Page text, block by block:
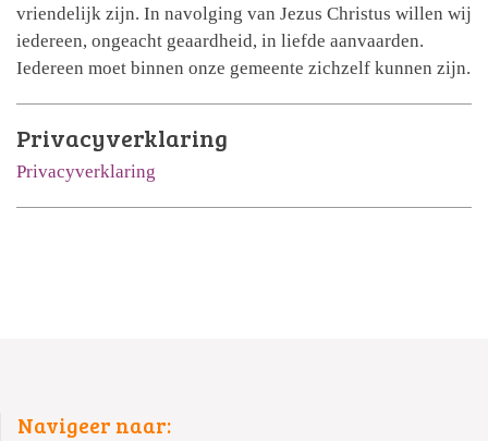
vriendelijk zijn. In navolging van Jezus Christus willen wij
iedereen, ongeacht geaardheid, in liefde aanvaarden.
Iedereen moet binnen onze gemeente zichzelf kunnen zijn.
Privacyverklaring
Privacyverklaring
Navigeer naar: